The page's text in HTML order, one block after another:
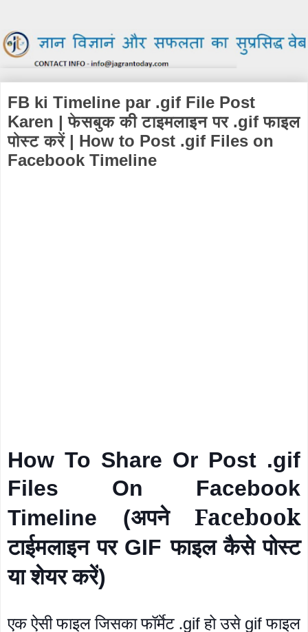
FB ki Timeline par .gif File Post
Karen | फेसबुक की टाइमलाइन पर .gif फाइल
पोस्ट करें | How to Post .gif Files on
Facebook Timeline
How To Share Or Post .gif
Files On Facebook
Timeline (अपने Facebook
टाईमलाइन पर GIFफाइल कैसे पोस्ट
या शेयर करें)
एक ऐसी फाइल जिसका फॉर्मेट .gifहो उसे gifफाइल